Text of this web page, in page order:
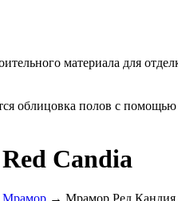
материала для
облицовка полов с
Candia
Мрамор → Мрамор Ред Кандия